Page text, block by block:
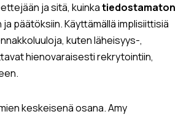
ja sitä, kuinkatiedostamaton
päätöksiin. Käyttämällä implisiittisiä
kuten läheisyys-,
hienovaraisesti rekrytointiin,
keskeisenä osana. Amy